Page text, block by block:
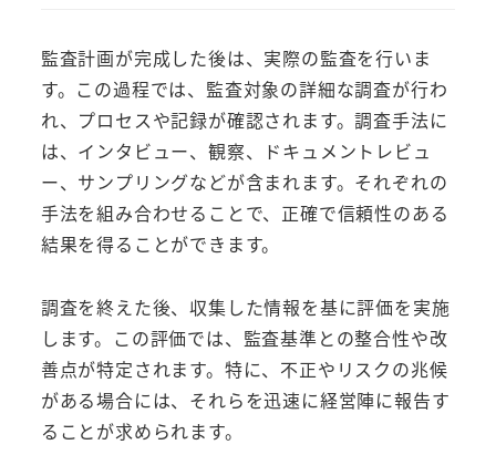
監査計画が完成した後は、実際の監査を行いま
す。この過程では、監査対象の詳細な調査が行わ
れ、プロセスや記録が確認されます。調査手法に
は、インタビュー、観察、ドキュメントレビュ
ー、サンプリングなどが含まれます。それぞれの
手法を組み合わせることで、正確で信頼性のある
結果を得ることができます。
調査を終えた後、収集した情報を基に評価を実施
します。この評価では、監査基準との整合性や改
善点が特定されます。特に、不正やリスクの兆候
がある場合には、それらを迅速に経営陣に報告す
ることが求められます。